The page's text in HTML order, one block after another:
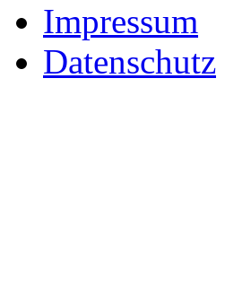
Impressum
Datenschutz